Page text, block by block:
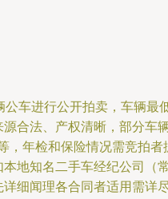
公车进行公开拍卖，车辆最
合法、产权清晰，部分车
，年检和保险情况需竞拍
地知名二手车经纪公司（
详细闻理各合同者适用需详